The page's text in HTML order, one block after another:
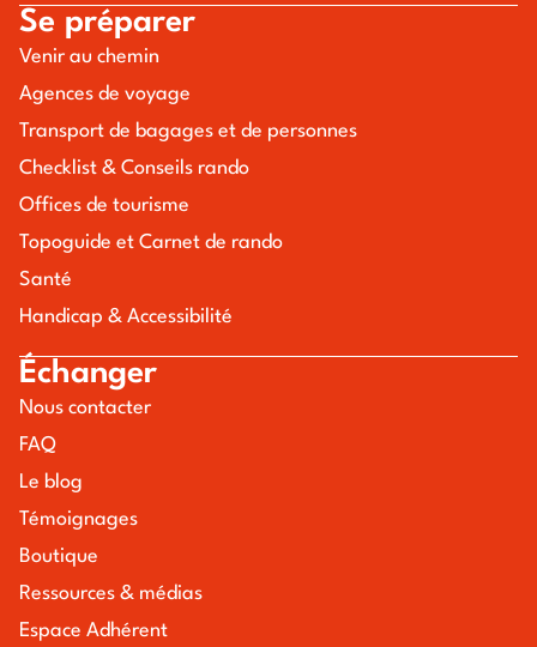
Se préparer
Venir au chemin
Agences de voyage
Transport de bagages et de personnes
Checklist & Conseils rando
Offices de tourisme
Topoguide et Carnet de rando
Santé
Handicap & Accessibilité
Échanger
Nous contacter
FAQ
Le blog
Témoignages
Boutique
Ressources & médias
Espace Adhérent